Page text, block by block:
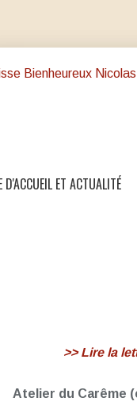
D'ACCUEIL ET ACTUALITÉ
>> Lire la
Atelier du Carême